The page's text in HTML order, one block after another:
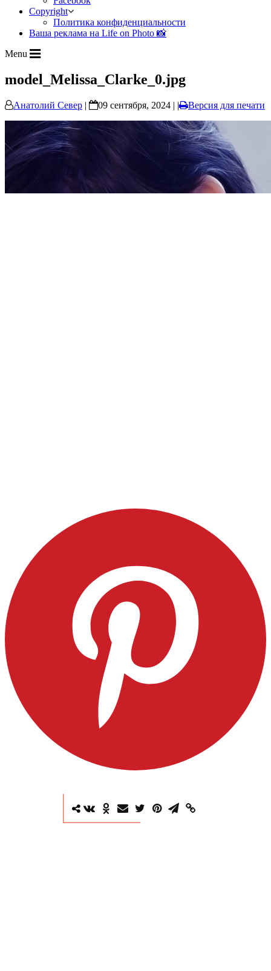
Copyright
Политика конфиденциальности
Ваша реклама на Life on Photo 📸
Menu
model_Melissa_Clarke_0.jpg
Анатолий Север | 09 сентября, 2024 | | Версия для печати